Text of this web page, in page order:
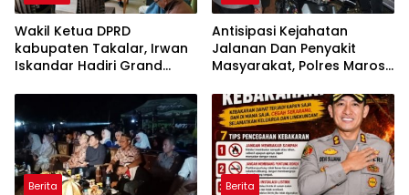
Wakil Ketua DPRD
kabupaten Takalar, Irwan
Iskandar Hadiri Grand
Pertama di Takalar,
Melayani Terapis Gratis
untuk Pasien Dhuafa dan
umum.
Antisipasi Kejahatan
Jalanan Dan Penyakit
Masyarakat, Polres Maros
Kondusif
Berita Berita